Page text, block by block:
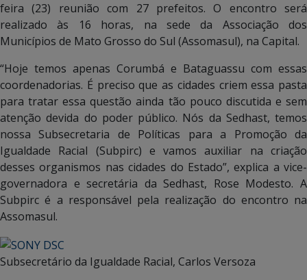
feira (23) reunião com 27 prefeitos. O encontro será
realizado às 16 horas, na sede da Associação dos
Municípios de Mato Grosso do Sul (Assomasul), na Capital.
“Hoje temos apenas Corumbá e Bataguassu com essas
coordenadorias. É preciso que as cidades criem essa pasta
para tratar essa questão ainda tão pouco discutida e sem
atenção devida do poder público. Nós da Sedhast, temos
nossa Subsecretaria de Políticas para a Promoção da
Igualdade Racial (Subpirc) e vamos auxiliar na criação
desses organismos nas cidades do Estado”, explica a vice-
governadora e secretária da Sedhast, Rose Modesto. A
Subpirc é a responsável pela realização do encontro na
Assomasul.
Subsecretário da Igualdade Racial, Carlos Versoza